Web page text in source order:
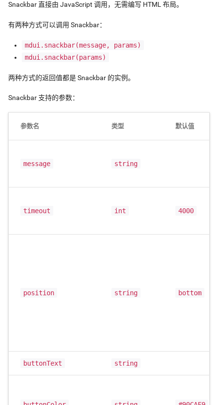
Snackbar 直接由 JavaScript 调用，无需编写 HTML 布局。
有两种方式可以调用 Snackbar：
mdui.snackbar(message, params)
mdui.snackbar(params)
两种方式的返回值都是 Snackbar 的实例。
Snackbar 支持的参数：
参数名 类型 默认值
message string
timeout int 4000
position string bottom
buttonText string